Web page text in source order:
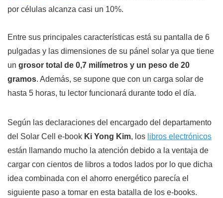
por células alcanza casi un 10%.
Entre sus principales características está su pantalla de 6
pulgadas y las dimensiones de su pánel solar ya que tiene
un grosor total de 0,7 milímetros y un peso de 20
gramos. Además, se supone que con un carga solar de
hasta 5 horas, tu lector funcionará durante todo el día.
Según las declaraciones del encargado del departamento
del Solar Cell e-book Ki Yong Kim, los libros electrónicos
están llamando mucho la atención debido a la ventaja de
cargar con cientos de libros a todos lados por lo que dicha
idea combinada con el ahorro energético parecía el
siguiente paso a tomar en esta batalla de los e-books.